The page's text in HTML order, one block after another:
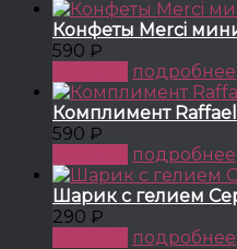
Конфеты Merci
590 ₽
подробнее
Комплимент
590 ₽
подробнее
Шарик с гелием
290 ₽
подробнее